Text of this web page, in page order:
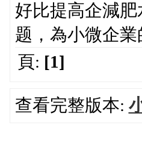
好比提高企減
题，為小微企
頁: [1]
查看完整版本: